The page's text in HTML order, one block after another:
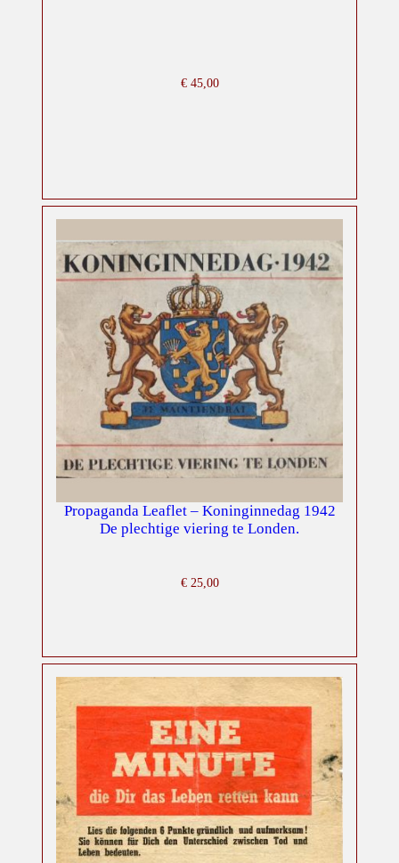
€45,00
Propaganda Leaflet – Koninginnedag 1942
De plechtige viering te Londen.
€25,00